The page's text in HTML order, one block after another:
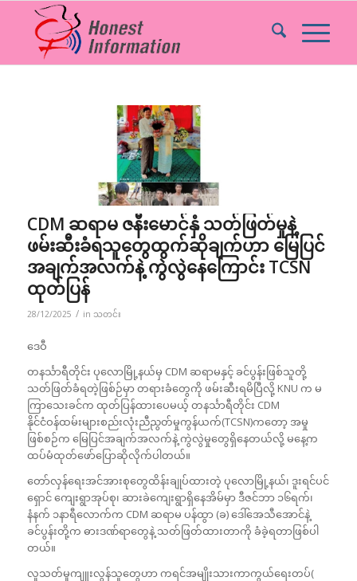
CDM ဆရာမ ဇနီးမောင်နှံ သတ်ဖြတ်မှုနဲ့
ဖမ်းဆီးခံရသူတွေထွက်ဆိုချက်ဟာ မြေပြင်
အချက်အလက်နဲ့ ကွဲလွဲနေကြောင်း TCSN
ထုတ်ပြန်
28/12/2025 / in သတင်း
ဒေဝီ
တနင်္သာရီတိုင်း ပုလောမြို့နယ်မှ CDM ဆရာမနှင့် ခင်ပွန်းဖြစ်သူတို့
သတ်ဖြတ်ခံရတဲ့ဖြစ်ဉ်မှာ တရားခံတွေကို ဖမ်းဆီးရမိပြီလို့ KNU က မ
ကြာသေးခင်က ထုတ်ပြန်ထားပေမယ့် တနင်္သာရီတိုင်း CDM
နိုင်ငံဝန်ထမ်းများစည်းလုံးညီညွတ်မှုကွန်ယက်(TCSN)ကတော့ အမှု
ဖြစ်စဉ်က မြေပြင်အချက်အလက်နဲ့ ကွဲလွဲမှုတွေရှိနေတယ်လို့ မနေ့က
ထပ်မံထုတ်ဖော်ပြောဆိုလိုက်ပါတယ်။
တော်လှန်‌ရေးအင်အားစုတွေထိန်းချုပ်ထားတဲ့ ပုလောမြို့နယ်၊ ဒူးရင်ပင်
ရှောင် ကျေးရွာအုပ်စု၊ ဆားခဲကျေးရွာရှိနေအိမ်မှာ ဒီဇင်ဘာ ၁၆ရက်၊
နံနက် ၁နာရီလောက်က CDM ဆရာမ ပန်ထွာ (ခ) ဒေါ်အေသီအောင်နဲ့
ခင်ပွန်းတို့က ဓားဒဏ်ရာတွေနဲ့ သတ်ဖြတ်ထားတာကို ခံခဲ့ရတာဖြစ်ပါ
တယ်။
လူသတ်မှုကျူးလွန်သူတွေဟာ ကရင်အမျိုးသားကာကွယ်ရေးတပ်(